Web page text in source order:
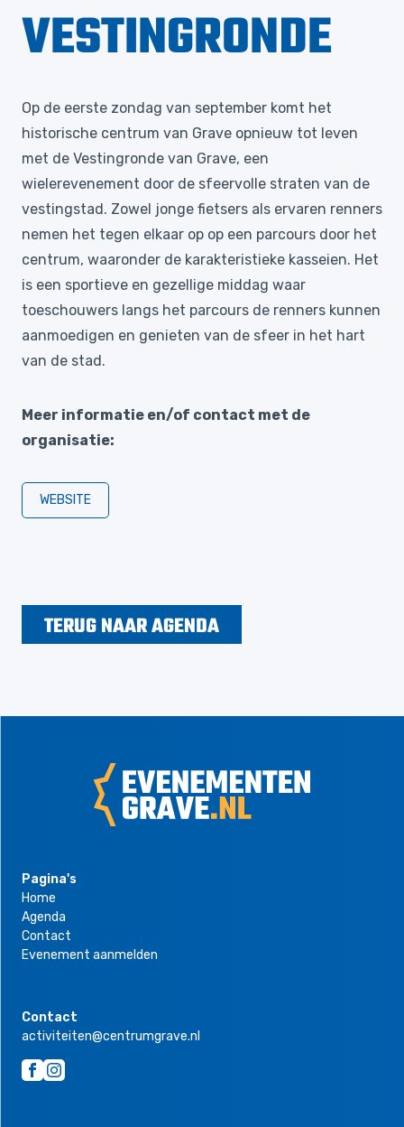
VESTINGRONDE
Op de eerste zondag van september komt het
historische centrum van Grave opnieuw tot leven
met de Vestingronde van Grave, een
wielerevenement door de sfeervolle straten van de
vestingstad. Zowel jonge fietsers als ervaren renners
nemen het tegen elkaar op op een parcours door het
centrum, waaronder de karakteristieke kasseien. Het
is een sportieve en gezellige middag waar
toeschouwers langs het parcours de renners kunnen
aanmoedigen en genieten van de sfeer in het hart
van de stad.
Meer informatie en/of contact met de
organisatie:
WEBSITE
TERUG NAAR AGENDA
Pagina's
Home
Agenda
Contact
Evenement aanmelden
Contact
activiteiten@centrumgrave.nl